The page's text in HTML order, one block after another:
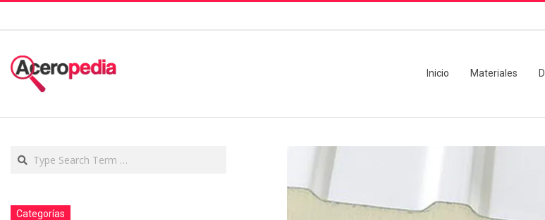
Inicio Materiales
Categorías